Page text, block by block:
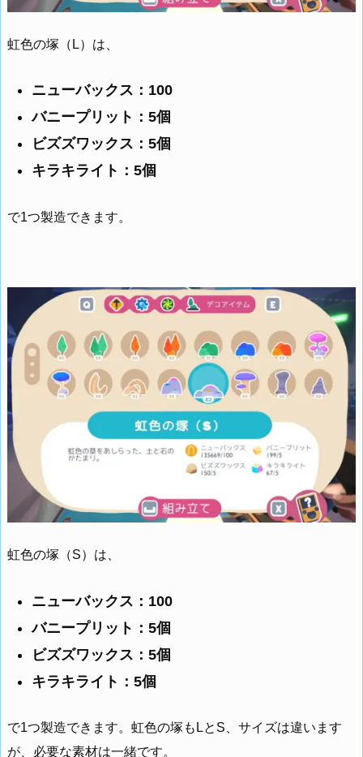
虹色の塚（L）は、
ニューバックス：100
バニープリット：5個
ビズズワックス：5個
キラキライト：5個
で1つ製造できます。
虹色の塚（S）は、
ニューバックス：100
バニープリット：5個
ビズズワックス：5個
キラキライト：5個
で1つ製造できます。虹色の塚もLとS、サイズは違います
が、必要な素材は一緒です。